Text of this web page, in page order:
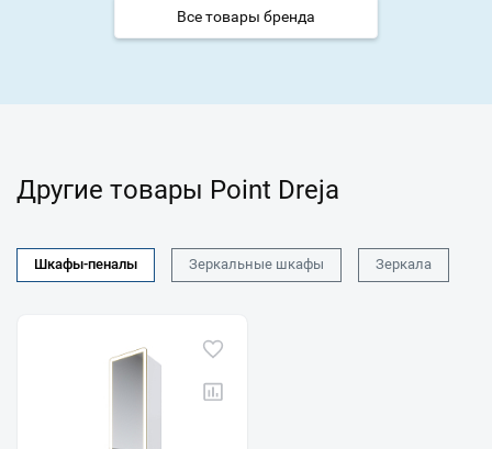
Все товары бренда
Другие товары Point Dreja
Шкафы-пеналы Зеркальные шкафы Зеркала